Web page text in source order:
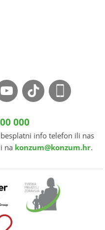
000
info telefon ili nas
na konzum@konzum.hr.